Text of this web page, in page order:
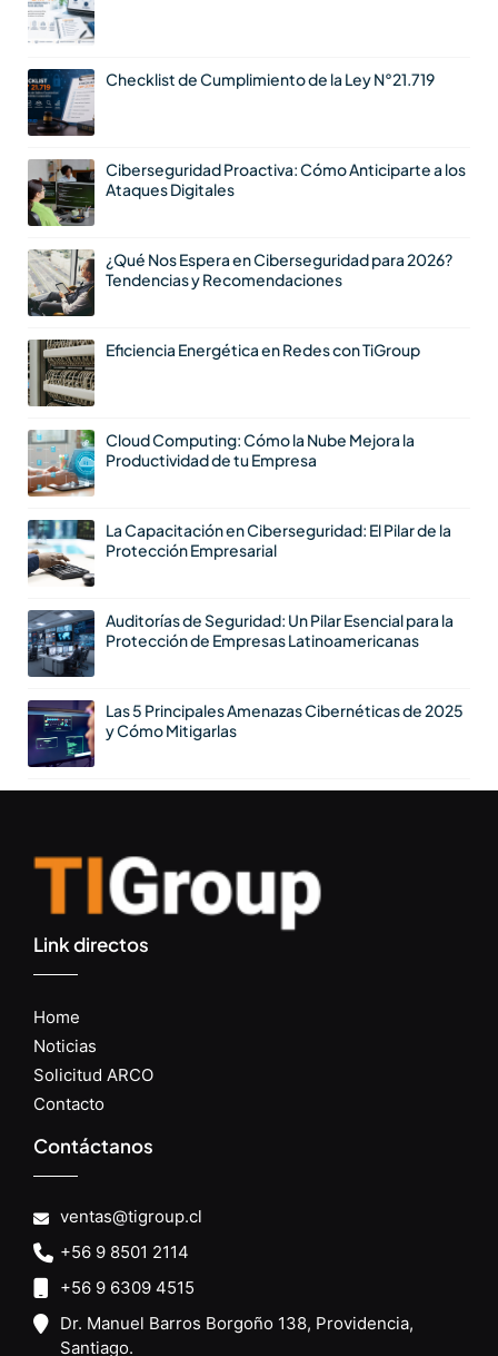
Checklist de Cumplimiento de la Ley N°21.719
Ciberseguridad Proactiva: Cómo Anticiparte a los
Ataques Digitales
¿Qué Nos Espera en Ciberseguridad para 2026?
Tendencias y Recomendaciones
Eficiencia Energética en Redes con TiGroup
Cloud Computing: Cómo la Nube Mejora la
Productividad de tu Empresa
La Capacitación en Ciberseguridad: El Pilar de la
Protección Empresarial
Auditorías de Seguridad: Un Pilar Esencial para la
Protección de Empresas Latinoamericanas
Las 5 Principales Amenazas Cibernéticas de 2025
y Cómo Mitigarlas
Link directos
Home
Noticias
Solicitud ARCO
Contacto
Contáctanos
ventas@tigroup.cl
+56 9 8501 2114
+56 9 6309 4515
Dr. Manuel Barros Borgoño 138, Providencia,
Santiago.